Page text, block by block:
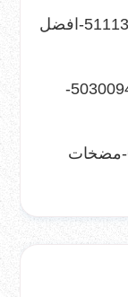
أسعار مضخات المياه بالكويت-51113865-افضل
شركة سخانات مركزية الكويت -50300943-
شركة مضخات الكويت-60001486-مضخات